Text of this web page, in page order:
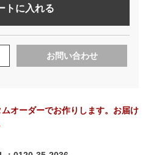
トに入れる
お問い合わせ
オーダーでお作りします。お届け